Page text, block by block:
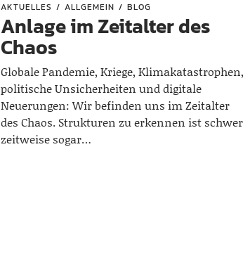
AKTUELLES ALLGEMEIN BLOG
Anlage im Zeitalter des
Chaos
Globale Pandemie, Kriege, Klimakatastrophen,
politische Unsicherheiten und digitale
Neuerungen: Wir befinden uns im Zeitalter
des Chaos. Strukturen zu erkennen ist
zeitweise sogar…